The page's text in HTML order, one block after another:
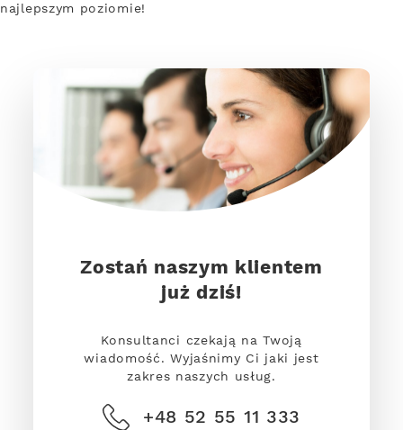
najlepszym poziomie!
Zostań naszym klientem
już dziś!
Konsultanci czekają na Twoją
wiadomość. Wyjaśnimy Ci jaki jest
zakres naszych usług.
+48 52 55 11 333